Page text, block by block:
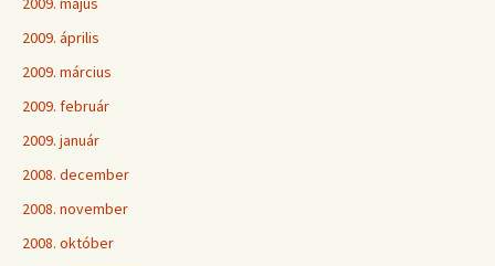
2009. április
2009. március
2009. február
2009. január
2008. december
2008. november
2008. október